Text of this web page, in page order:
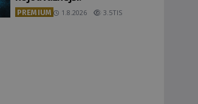
PREMIUM 1.8.2026 3.5TIS